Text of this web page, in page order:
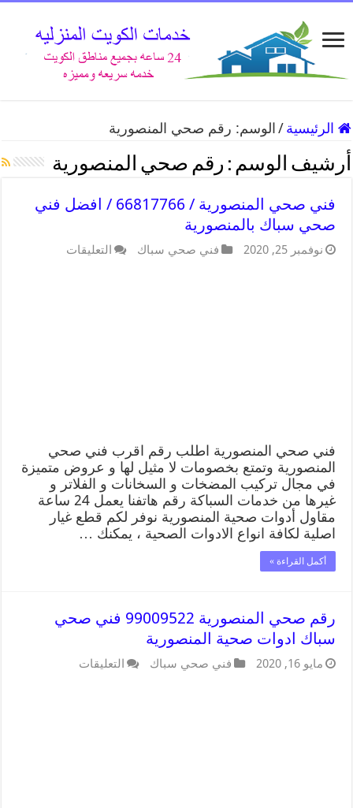
الرئيسية / الوسم: رقم صحي المنصورية
أرشيف الوسم : رقم صحي المنصورية
فني صحي المنصورية / 66817766 / افضل فني
صحي سباك بالمنصورية
نوفمبر 25, 2020 فني صحي سباك التعليقات
فني صحي المنصورية اطلب رقم اقرب فني صحي
المنصورية وتمتع بخصومات لا مثيل لها و عروض متميزة
في مجال تركيب المضخات و السخانات و الفلاتر و
غيرها من خدمات السباكة رقم هاتفنا يعمل 24 ساعة
مقاول أدوات صحية المنصورية نوفر لكم قطع غيار
اصلية لكافة انواع الادوات الصحية ، يمكنك …
أكمل القراءة »
رقم صحي المنصورية 99009522 فني صحي
سباك ادوات صحية المنصورية
مايو 16, 2020 فني صحي سباك التعليقات